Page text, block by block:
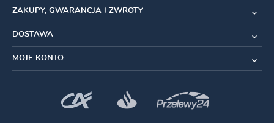
ZAKUPY, GWARANCJA I ZWROTY
DOSTAWA
MOJE KONTO